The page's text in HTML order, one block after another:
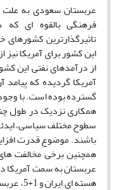
عربستان سعودی به علت
فرهنگی بالقوه ای
تاثیرگذارترین
این کشور برای آمریکا
از درآمدهای نفتی این
آمریکا گردیده که پیامد
گسترده بوده است. با
همکاری نزدیک در طول
سطوح مختلف سیاسی،
باشند. موضوع قدرت
همچنین برخی مخالفت
عربستان به سمت آمریکا
هسته